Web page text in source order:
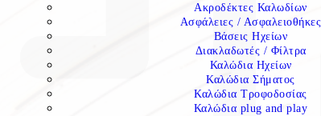
Ακροδέκτες Καλωδίων
Ασφάλειες / Ασφαλειοθήκες
Βάσεις Ηχείων
Διακλαδωτές / Φίλτρα
Καλώδια Ηχείων
Καλώδια Σήματος
Καλώδια Τροφοδοσίας
Καλώδια plug and play